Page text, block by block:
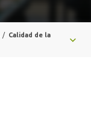
/
Calidad de la